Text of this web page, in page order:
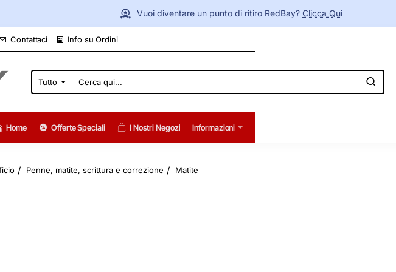
Vuoi diventare un punto di ritiro RedBay? Clicca Qui
Contattaci Info su Ordini
Tutto
Cerca
qui...
Home Offerte Speciali I Nostri Negozi Informazioni
Penne, matite, scrittura e correzione Matite